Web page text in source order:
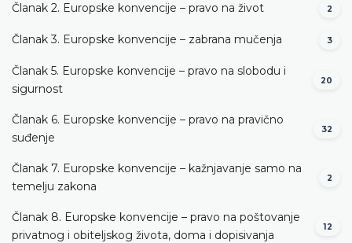
Članak 2. Europske konvencije – pravo na život 2
Članak 3. Europske konvencije – zabrana mučenja 3
Članak 5. Europske konvencije – pravo na slobodu i
sigurnost
20
Članak 6. Europske konvencije – pravo na pravično
suđenje
32
Članak 7. Europske konvencije – kažnjavanje samo na
temelju zakona
2
Članak 8. Europske konvencije – pravo na poštovanje
privatnog i obiteljskog života, doma i dopisivanja
12